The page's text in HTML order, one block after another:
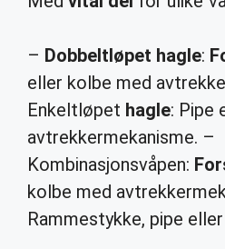
– Dobbeltløpet hagle:
eller kolbe med
Enkeltløpet hagle: Pipe
avtrekkermekanisme. –
Kombinasjonsvåpen:
kolbe med
Rammestykke, pipe